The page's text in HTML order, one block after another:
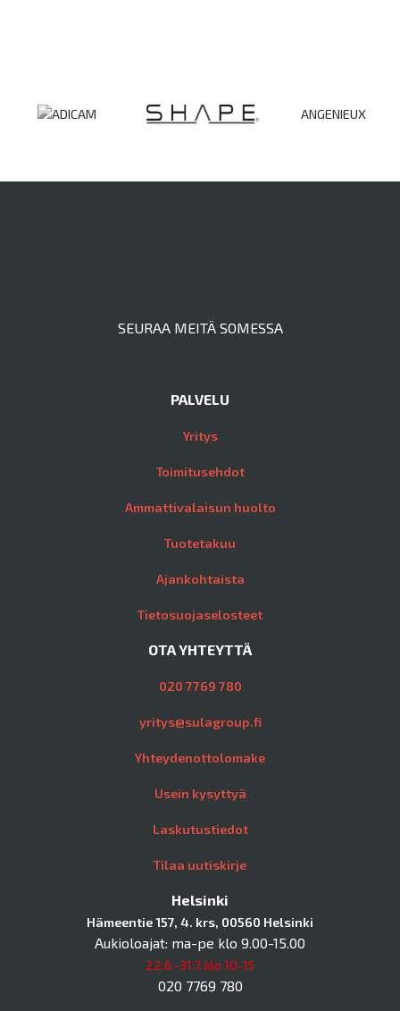
ANGENIEUX
SEURAA MEITÄ SOMESSA
PALVELU
Yritys
Toimitusehdot
Ammattivalaisun huolto
Tuotetakuu
Ajankohtaista
Tietosuojaselosteet
OTA YHTEYTTÄ
020 7769 780
yritys@sulagroup.fi
Yhteydenottolomake
Usein kysyttyä
Laskutustiedot
Tilaa uutiskirje
Helsinki
Hämeentie 157, 4. krs, 00560 Helsinki
Aukioloajat: ma-pe klo 9.00-15.00
22.6.-31.7. klo 10-15
020 7769 780